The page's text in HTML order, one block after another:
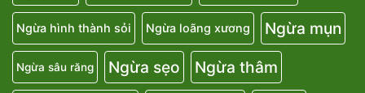
Ngừa hình thành sỏi Ngừa loãng xương Ngừa mụn
Ngừa sâu răng Ngừa sẹo
Ngừa thâm